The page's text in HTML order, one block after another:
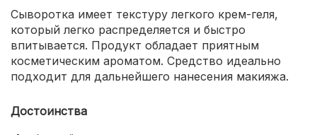
Сыворотка имеет текстуру легкого крем-геля,
который легко распределяется и быстро
впитывается. Продукт обладает приятным
косметическим ароматом. Средство идеально
подходит для дальнейшего нанесения макияжа.
Достоинства